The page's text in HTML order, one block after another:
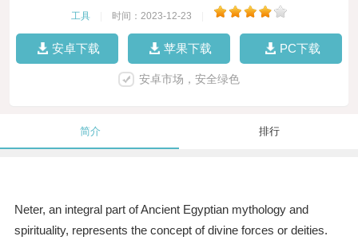
工具 时间：2023-12-23
安卓下载 苹果下载 PC下载
安卓市场，安全绿色
简介 排行
Neter, an integral part of Ancient Egyptian mythology and
spirituality, represents the concept of divine forces or deities.